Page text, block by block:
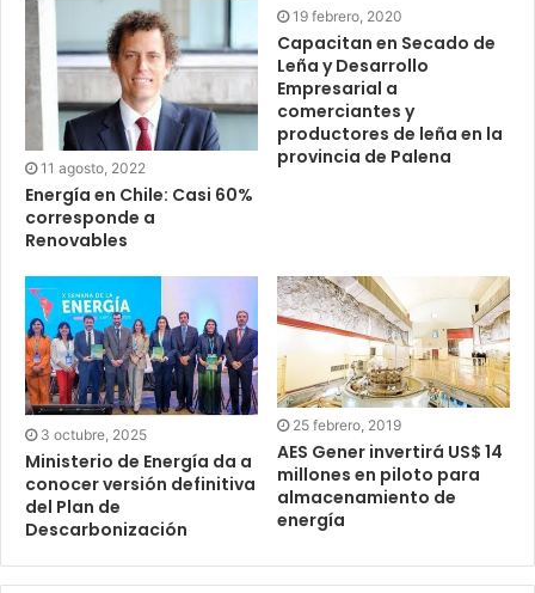
11 agosto, 2022
Energía en Chile: Casi 60%
corresponde a
Renovables
19 febrero, 2020
Capacitan en Secado de
Leña y Desarrollo
Empresarial a
comerciantes y
productores de leña en la
provincia de Palena
3 octubre, 2025
Ministerio de Energía da a
conocer versión definitiva
del Plan de
Descarbonización
25 febrero, 2019
AES Gener invertirá US$ 14
millones en piloto para
almacenamiento de
energía